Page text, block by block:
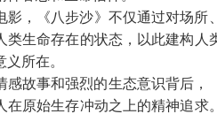
影，《八步沙》不仅通过对场
类生命存在的状态，以此建构
所在。
感故事和强烈的生态意识背后
在原始生存冲动之上的精神追